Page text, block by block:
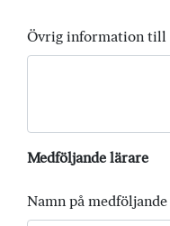
Övrig information till
Medföljande lärare
Namn på